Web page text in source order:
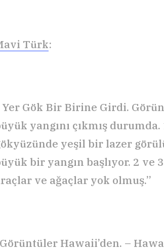
Türk:
Yer Gök Bir Birine Girdi.
yangını çıkmış
yeşil bir lazer
bir yangın başlıyor. 2 ve
ve ağaçlar yok olmuş.”
Hawaii’den. –